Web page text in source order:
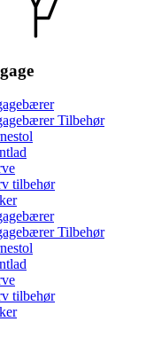
Tilbehør
tilbehør
Tilbehør
tilbehør